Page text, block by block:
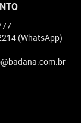
(WhatsApp)